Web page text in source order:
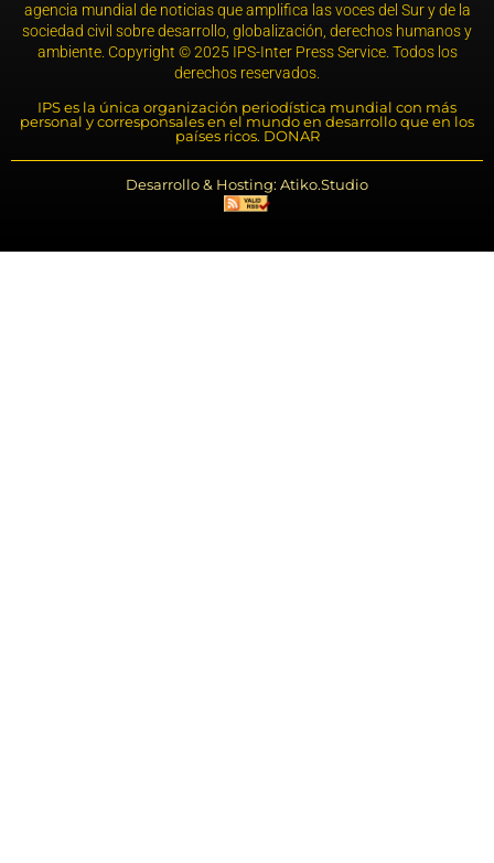
agencia mundial de noticias que amplifica las voces del Sur y de la
sociedad civil sobre desarrollo, globalización, derechos humanos y
ambiente. Copyright © 2025 IPS-Inter Press Service. Todos los
derechos reservados.
IPS es la única organización periodística mundial con más
personal y corresponsales en el mundo en desarrollo que en los
países ricos. DONAR
Desarrollo & Hosting: Atiko.Studio